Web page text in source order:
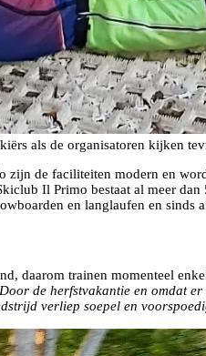
als de organisatoren kijken
zijn de faciliteiten modern en
Il Primo bestaat al meer
en langlaufen en
daarom trainen momenteel
de herfstvakantie en omdat
verliep soepel en